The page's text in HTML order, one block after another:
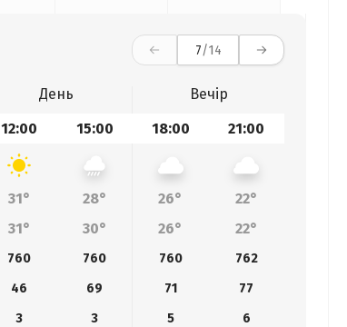
7/14
День
Вечір
12:00 15:00 18:00 21:00
31° 28° 26°
22°
31° 30° 26° 22°
760 760 760
762
46 69 71
77
3 3 5
6